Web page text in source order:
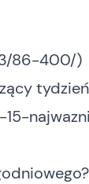
86-400/)